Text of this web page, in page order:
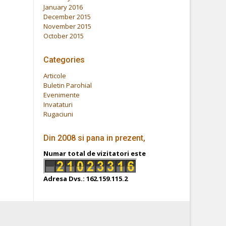
January 2016
December 2015
November 2015
October 2015
Categories
Articole
Buletin Parohial
Evenimente
Invataturi
Rugaciuni
Din 2008 si pana in prezent,
Numar total de vizitatori este
Adresa Dvs.: 162.159.115.2